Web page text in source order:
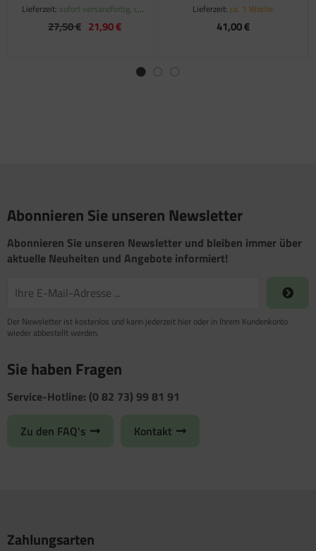
Lieferzeit: sofort versandfertig, ca.
1-3 Werktage
27,50 € 21,90 €
Mini Heki S
Lieferzeit: ca. 1 Woche
41,00 €
Abonnieren Sie unseren Newsletter
Abonnieren Sie unseren Newsletter und bleiben immer über
aktuelle Neuheiten und Angebote informiert!
Der Newsletter ist kostenlos und kann jederzeit hier oder in Ihrem Kundenkonto
wieder abbestellt werden.
Sie haben Fragen
Service-Hotline: (0 82 73) 99 81 91
Zu den FAQ's Kontakt
Zahlungsarten